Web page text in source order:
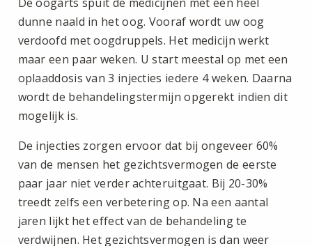
dunne naald in het oog. Vooraf wordt uw oog
verdoofd met oogdruppels. Het medicijn werkt
maar een paar weken. U start meestal op met een
oplaaddosis van 3 injecties iedere 4 weken. Daarna
wordt de behandelingstermijn opgerekt indien dit
mogelijk is.
De injecties zorgen ervoor dat bij ongeveer 60%
van de mensen het gezichtsvermogen de eerste
paar jaar niet verder achteruitgaat. Bij 20-30%
treedt zelfs een verbetering op. Na een aantal
jaren lijkt het effect van de behandeling te
verdwijnen. Het gezichtsvermogen is dan weer